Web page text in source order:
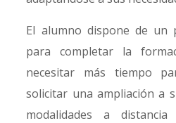
El alumno dispone de un
para completar la
necesitar más tiempo
solicitar una ampliación a
modalidades a